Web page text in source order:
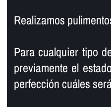
Realizamos
Para cualquier tipo
previamente el
perfección cuáles